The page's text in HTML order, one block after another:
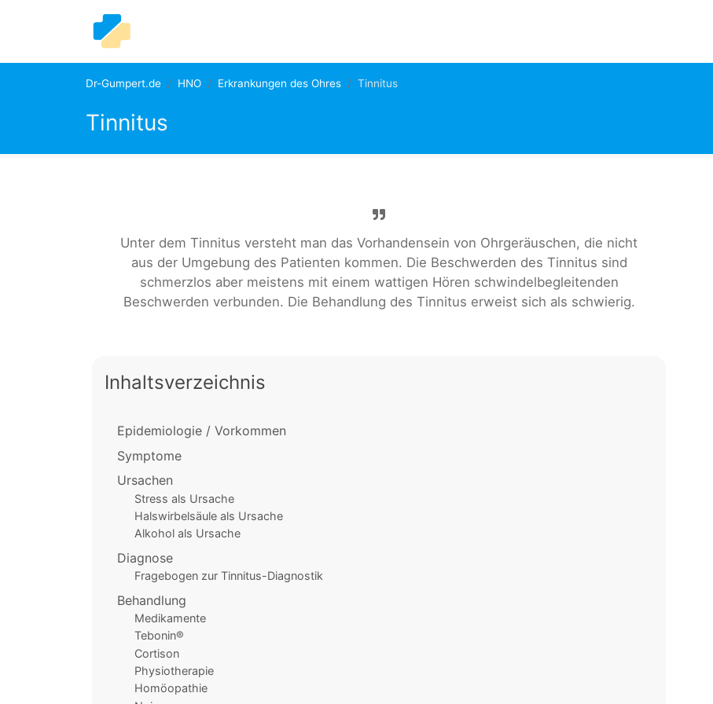
Dr-Gumpert.de HNO Erkrankungen des Ohres Tinnitus
Tinnitus
Unter dem Tinnitus versteht man das Vorhandensein von Ohrgeräuschen, die nicht
aus der Umgebung des Patienten kommen. Die Beschwerden des Tinnitus sind
schmerzlos aber meistens mit einem wattigen Hören schwindelbegleitenden
Beschwerden verbunden. Die Behandlung des Tinnitus erweist sich als schwierig.
Inhaltsverzeichnis
Epidemiologie / Vorkommen
Symptome
Ursachen
Stress als Ursache
Halswirbelsäule als Ursache
Alkohol als Ursache
Diagnose
Fragebogen zur Tinnitus-Diagnostik
Behandlung
Medikamente
Tebonin®
Cortison
Physiotherapie
Homöopathie